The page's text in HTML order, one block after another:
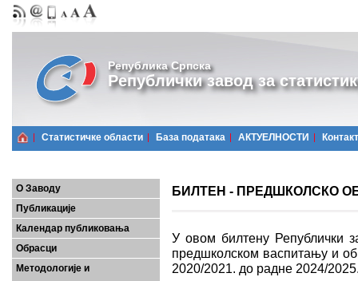
Република Српска
Републички завод за
Статистичке области Базa података АКТУЕЛНОСТИ Контакт
О Заводу
Публикације
Календар публиковања
Обрасци
Методологије и
БИЛТЕН - ПРЕДШКОЛСКО
У овом билтену Републички
предшколском васпитању и
2020/2021. до радне 2024/